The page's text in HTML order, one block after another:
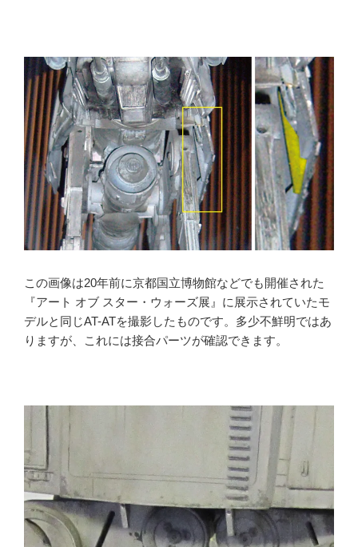
この画像は20年前に京都国立博物館などでも開催された
『アート オブ スター・ウォーズ展』に展示されていたモ
デルと同じAT-ATを撮影したものです。多少不鮮明ではあ
りますが、これには接合パーツが確認できます。